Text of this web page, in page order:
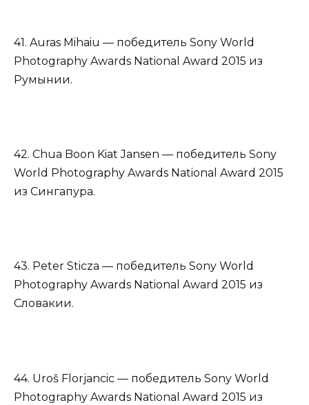
41. Auras Mihaiu — победитель Sony World
Photography Awards National Award 2015 из
Румынии.
42. Chua Boon Kiat Jansen — победитель Sony
World Photography Awards National Award 2015
из Сингапура.
43. Peter Sticza — победитель Sony World
Photography Awards National Award 2015 из
Словакии.
44. Uroš Florjancic — победитель Sony World
Photography Awards National Award 2015 из